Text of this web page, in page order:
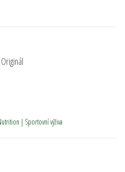
| Sportovní výživa